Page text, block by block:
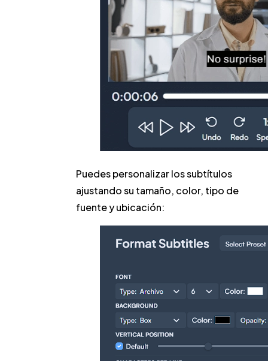
Puedes personalizar los subtítulos
ajustando su tamaño, color, tipo de
fuente y ubicación: